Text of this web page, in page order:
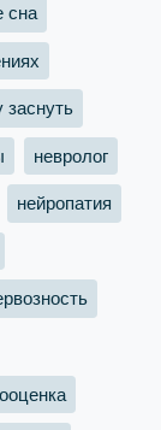
сна
заснуть
невролог
нейропатия